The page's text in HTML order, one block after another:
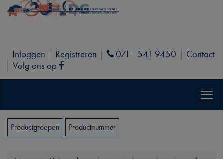
Inloggen Registreren Phone
071 - 541 9450
Contact
Volg ons op
Facebook
Productgroepen Productnummer